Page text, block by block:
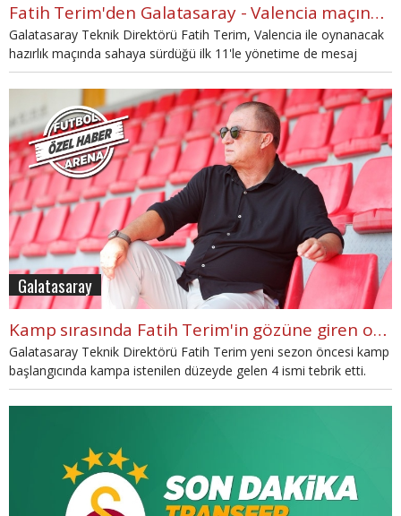
Fatih Terim'den Galatasaray - Valencia maçında yönetime mesaj
Galatasaray Teknik Direktörü Fatih Terim, Valencia ile oynanacak
hazırlık maçında sahaya sürdüğü ilk 11'le yönetime de mesaj
gönderdi.
Galatasaray
Kamp sırasında Fatih Terim'in gözüne giren oyuncular
Galatasaray Teknik Direktörü Fatih Terim yeni sezon öncesi kamp
başlangıcında kampa istenilen düzeyde gelen 4 ismi tebrik etti.